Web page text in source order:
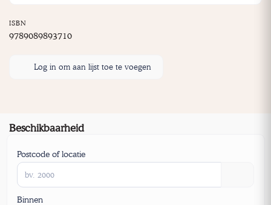
ISBN
9789089893710
Log in om aan lijst toe te voegen
Beschikbaarheid
Postcode of locatie
Binnen